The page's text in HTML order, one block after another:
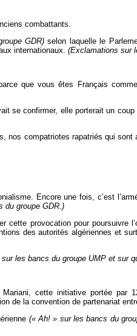
combattants.
GDR)selon laquelle le
internationaux. (Exclamations sur
que vous êtes Français
confirmer, elle porterait un
nos compatriotes rapatriés qui
Encore une fois, c’est
du groupe GDR.)
provocation pour poursuivre
des autorités algériennes et
les bancs du groupe UMP et sur
cette initiative portée par
de la convention de partenariat
(« Ah! » sur les bancs du